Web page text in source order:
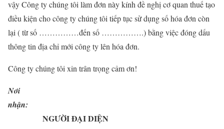
vậy Công ty chúng tôi làm đơn này kính đề nghị cơ quan thuế tạo
điều kiện cho công ty chúng tôi tiếp tục sử dụng số hóa đơn còn
lại ( từ số ……………đến số …………….) bằng việc đóng dấu
thông tin địa chỉ mới công ty lên hóa đơn.
Công ty chúng tôi xin trân trọng cảm ơn!
Nơi
nhận:
NGƯỜIĐẠI DIỆN